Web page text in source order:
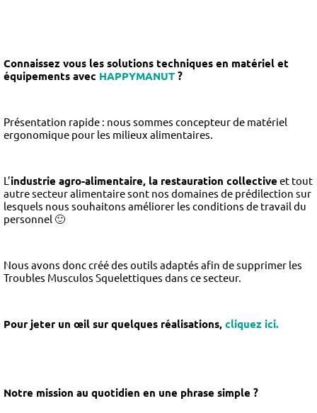
Connaissez vous les solutions techniques en matériel et
équipements avec HAPPYMANUT ?
Présentation rapide : nous sommes concepteur de matériel
ergonomique pour les milieux alimentaires.
L’industrie agro-alimentaire, la restauration collective et tout
autre secteur alimentaire sont nos domaines de prédilection sur
lesquels nous souhaitons améliorer les conditions de travail du
personnel 🙂
Nous avons donc créé des outils adaptés afin de supprimer les
Troubles Musculos Squelettiques dans ce secteur.
Pour jeter un œil sur quelques réalisations, cliquez ici.
Notre mission au quotidien en une phrase simple ?